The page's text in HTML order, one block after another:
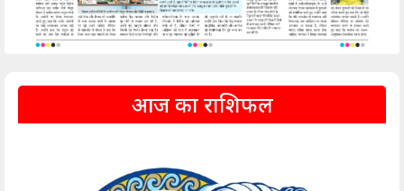
आज का राशिफल